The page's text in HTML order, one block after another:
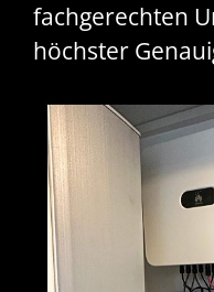
fachgerechten
höchster